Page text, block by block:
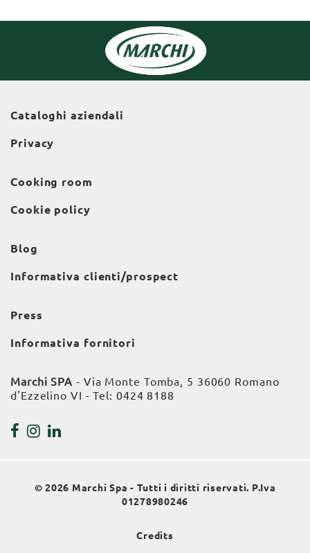
Cataloghi aziendali
Privacy
Cooking room
Cookie policy
Blog
Informativa clienti/prospect
Press
Informativa fornitori
Marchi SPA - Via Monte Tomba, 5 36060 Romano
d'Ezzelino VI - Tel: 0424 8188
© 2026 Marchi Spa - Tutti i diritti riservati. P.Iva
01278980246
Credits